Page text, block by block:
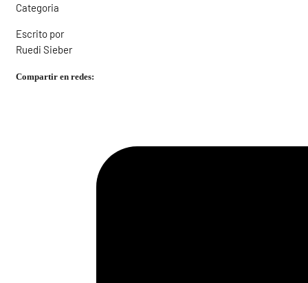
Categoria
Escrito por
Ruedi Sieber
Compartir en redes: